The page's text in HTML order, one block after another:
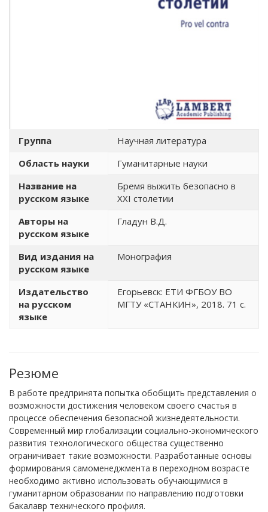
Группа
Научная литература
Область науки
Гуманитарные науки
Название на
русском языке
Бремя выжить безопасно в
XXI столетии
Авторы на
русском языке
Гладун В.Д.
Вид издания на
русском языке
Монография
Издательство
на русском
языке
Егорьевск: ЕТИ ФГБОУ ВО
МГТУ «СТАНКИН», 2018. 71 с.
Резюме
В работе предпринята попытка обобщить представления о
возможности достижения человеком своего счастья в
процессе обеспечения безопасной жизнедеятельности.
Современный мир глобализации социально-экономического
развития технологического общества существенно
ограничивает такие возможности. Разработанные основы
формирования самоменеджмента в переходном возрасте
необходимо активно использовать обучающимися в
гуманитарном образовании по направлению подготовки
бакалавр технического профиля.